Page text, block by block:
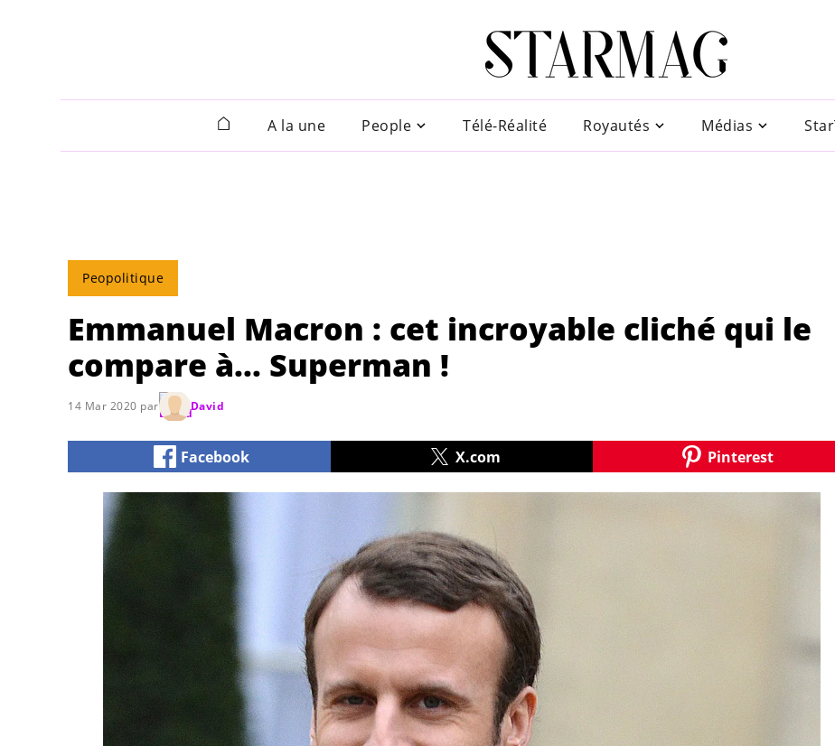
A la une People Télé-Réalité Royautés Médias
Peopolitique
Emmanuel Macron : cet incroyable cliché qui le
compare à... Superman !
14 Mar 2020 par David
Facebook X.com Pinterest